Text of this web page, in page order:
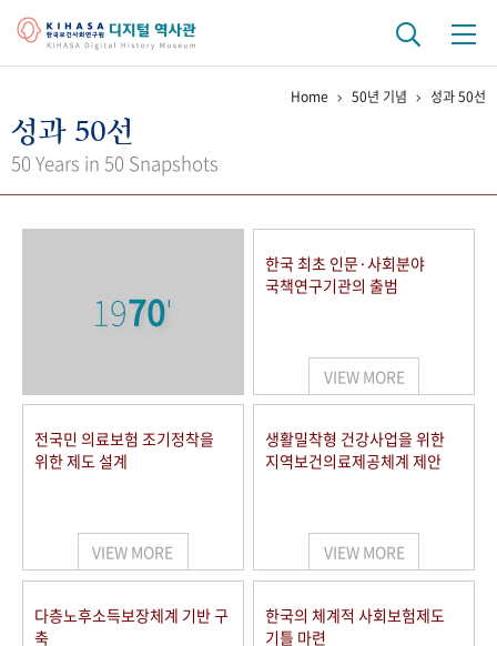
걸어온 길 기관 변천사
키워드로 보는 연구 역사
연구자들
사진 아카이브 문서 기록물 행정박물 영상 기록물
50+1 주년 기념
세계와 함께 한 KIHASA
VR 역사관
Home 50년 기념 성과 50선
성과 50선
50 Years in 50 Snapshots
1970'
한국 최초 인문·사회분야
국책연구기관의 출범
VIEW MORE
전국민 의료보험 조기정착을
위한 제도 설계
VIEW MORE
생활밀착형 건강사업을 위한
지역보건의료제공체계 제안
VIEW MORE
다층노후소득보장체계 기반 구
축
한국의 체계적 사회보험제도
기틀 마련